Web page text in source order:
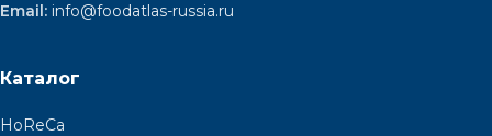
Email: info@foodatlas-russia.ru
Каталог
HoReCa